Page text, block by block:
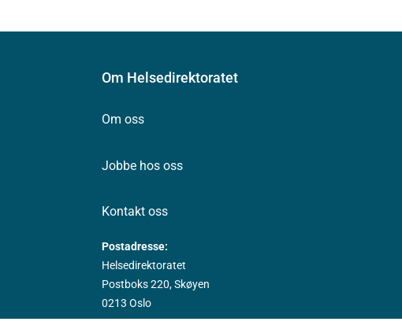
Om Helsedirektoratet
Om oss
Jobbe hos oss
Kontakt oss
Postadresse:
Helsedirektoratet
Postboks 220, Skøyen
0213 Oslo